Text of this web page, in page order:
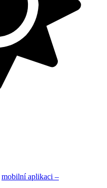
mobilní aplikaci –